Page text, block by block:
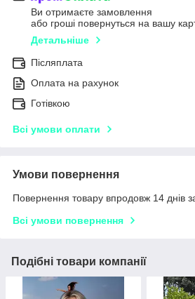
Ви отримаєте замовлення
або гроші повернуться на вашу
Детальніше
Післяплата
Оплата на рахунок
Готівкою
Всі умови оплати
Умови повернення
Повернення товару впродовж 14 днів
Всі умови повернення
Подібні товари компанії